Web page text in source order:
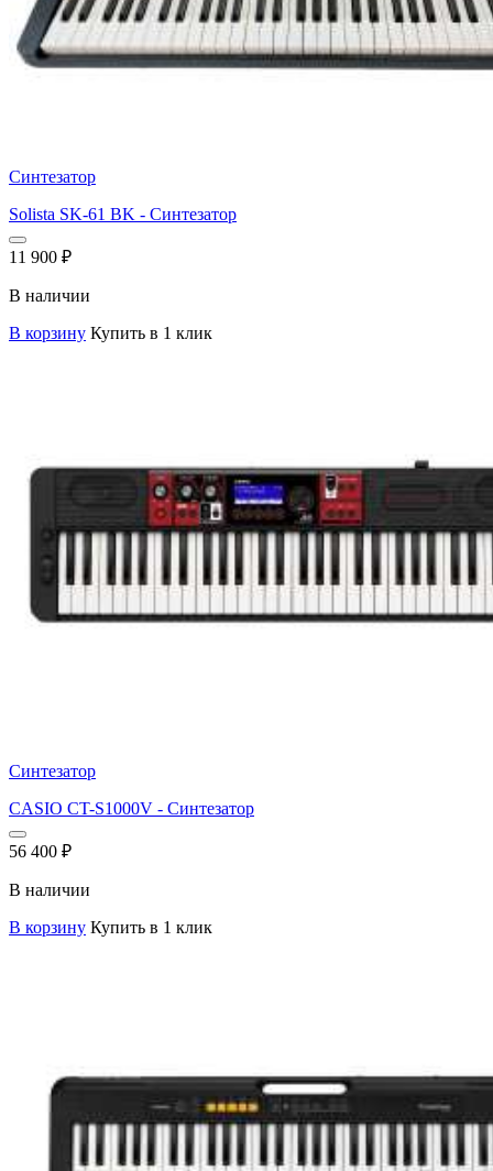
Синтезатор
Solista SK-61 BK - Синтезатор
11 900 ₽
В наличии
В корзину Купить в 1 клик
Синтезатор
CASIO CT-S1000V - Синтезатор
56 400 ₽
В наличии
В корзину Купить в 1 клик